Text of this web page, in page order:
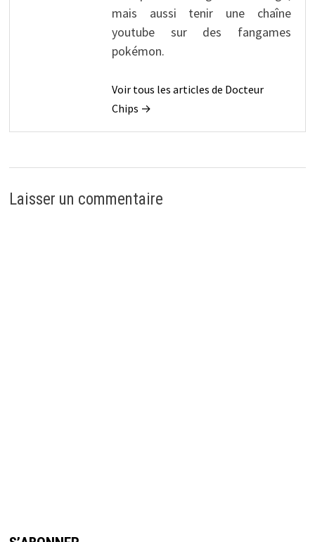
mais aussi tenir une chaîne
youtube sur des fangames
pokémon.
Voir tous les articles de Docteur
Chips →
Laisser un commentaire